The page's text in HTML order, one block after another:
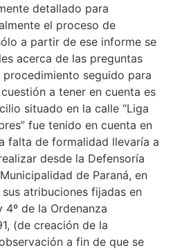
detallado para
el proceso de
a partir de ese informe se
acerca de las preguntas
seguido para
a tener en cuenta es
situado en la calle “Liga
fue tenido en cuenta en
falta de formalidad llevaría a
desde la Defensoría
de Paraná, en
atribuciones fijadas en
de la Ordenanza
(de creación de la
a fin de que se